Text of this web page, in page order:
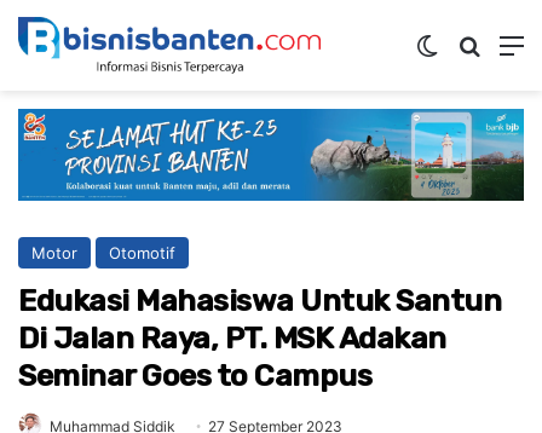
Switch skin
Motor Otomotif
Edukasi Mahasiswa Untuk Santun
Di Jalan Raya, PT. MSK Adakan
Seminar Goes to Campus
Muhammad Siddik 27 September 2023